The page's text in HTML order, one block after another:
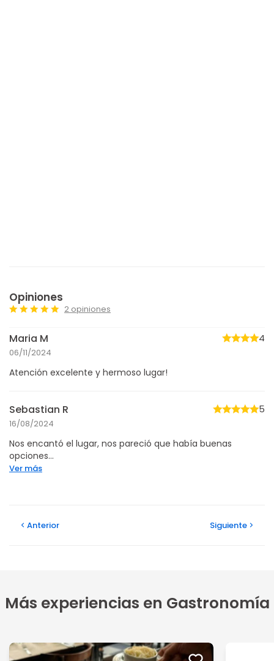
Opiniones
2 opiniones
Maria M
06/11/2024
4
Atención excelente y hermoso lugar!
Sebastian R
16/08/2024
5
Nos encantó el lugar, nos pareció que había buenas
opciones...
Ver más
Anterior Siguiente
Más experiencias en Gastronomía